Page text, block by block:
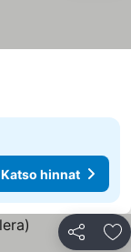
Katso hinnat
Jaa